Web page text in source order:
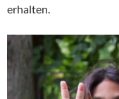
erhalten.